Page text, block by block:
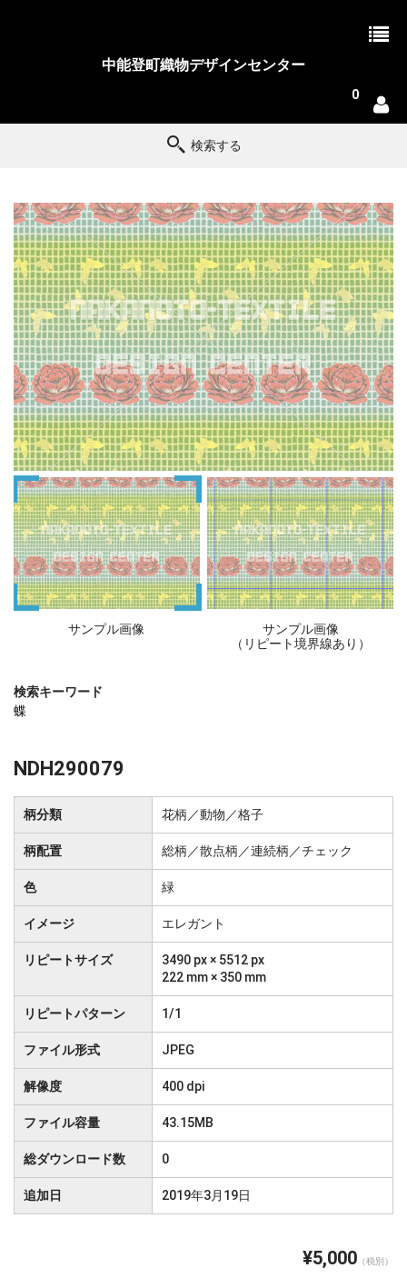
中能登町織物デザインセンター
0
検索する
サンプル画像
サンプル画像
（リピート境界線あり）
検索キーワード
蝶
NDH290079
柄分類 花柄／動物／格子
柄配置 総柄／散点柄／連続柄／チェック
色 緑
イメージ エレガント
リピートサイズ
3490 px × 5512 px
222 mm × 350 mm
リピートパターン 1/1
ファイル形式 JPEG
解像度 400 dpi
ファイル容量 43.15MB
総ダウンロード数 0
追加日 2019年3月19日
¥5,000 （税別）